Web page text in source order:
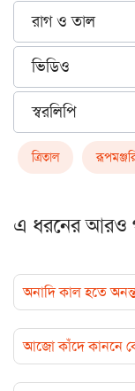
রাগ ও তাল
ভিডিও
স্বরলিপি
ত্রিতাল
এ ধরনের আরও
অনাদি কাল হতে
আজো কাঁদে কাননে